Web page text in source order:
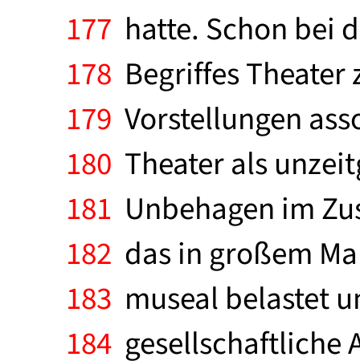
177 hatte. Schon bei
178 Begriffes
179 Vorstellungen
180 Theater als
181 Unbehagen im
182 das in großem
183 museal belastet
184 gesellschaftliche